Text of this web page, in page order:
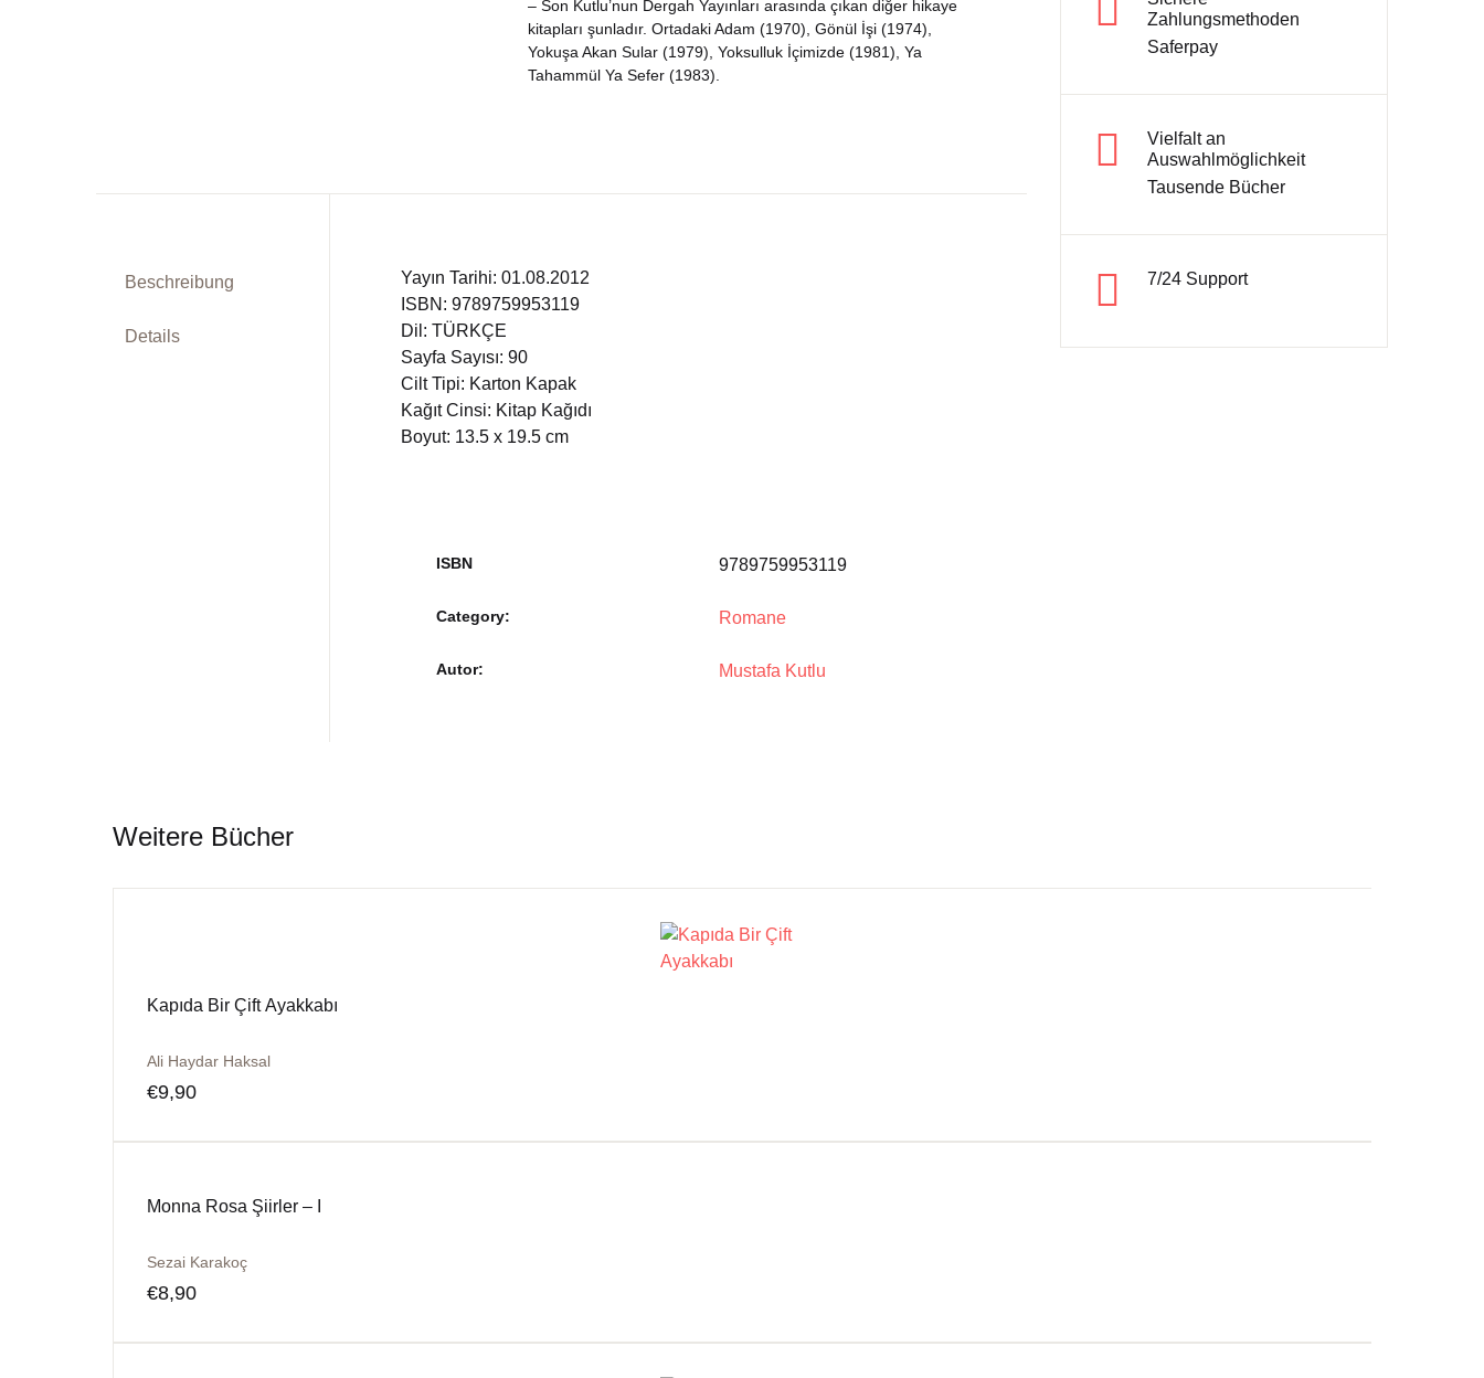
Weltklassiker
Psychologie
Politik
Konto erstellen
– Son Kutlu’nun Dergah Yayınları arasında çıkan diğer hikaye
kitapları şunladır. Ortadaki Adam (1970), Gönül İşi (1974),
Yokuşa Akan Sular (1979), Yoksulluk İçimizde (1981), Ya
Tahammül Ya Sefer (1983).
Beschreibung
Details
Yayın Tarihi: 01.08.2012
ISBN: 9789759953119
Dil: TÜRKÇE
Sayfa Sayısı: 90
Cilt Tipi: Karton Kapak
Kağıt Cinsi: Kitap Kağıdı
Boyut: 13.5 x 19.5 cm
ISBN 9789759953119
Category: Romane
Autor Mustafa Kutlu
Zahlungsmethoden
Saferpay
Vielfalt an
Auswahlmöglichkeit
Tausende Bücher
7/24 Support
Weitere Bücher
Kapıda Bir Çift Ayakkabı
Ali Haydar Haksal
€9,90
Monna Rosa Şiirler – I
Sezai Karakoç
€8,90